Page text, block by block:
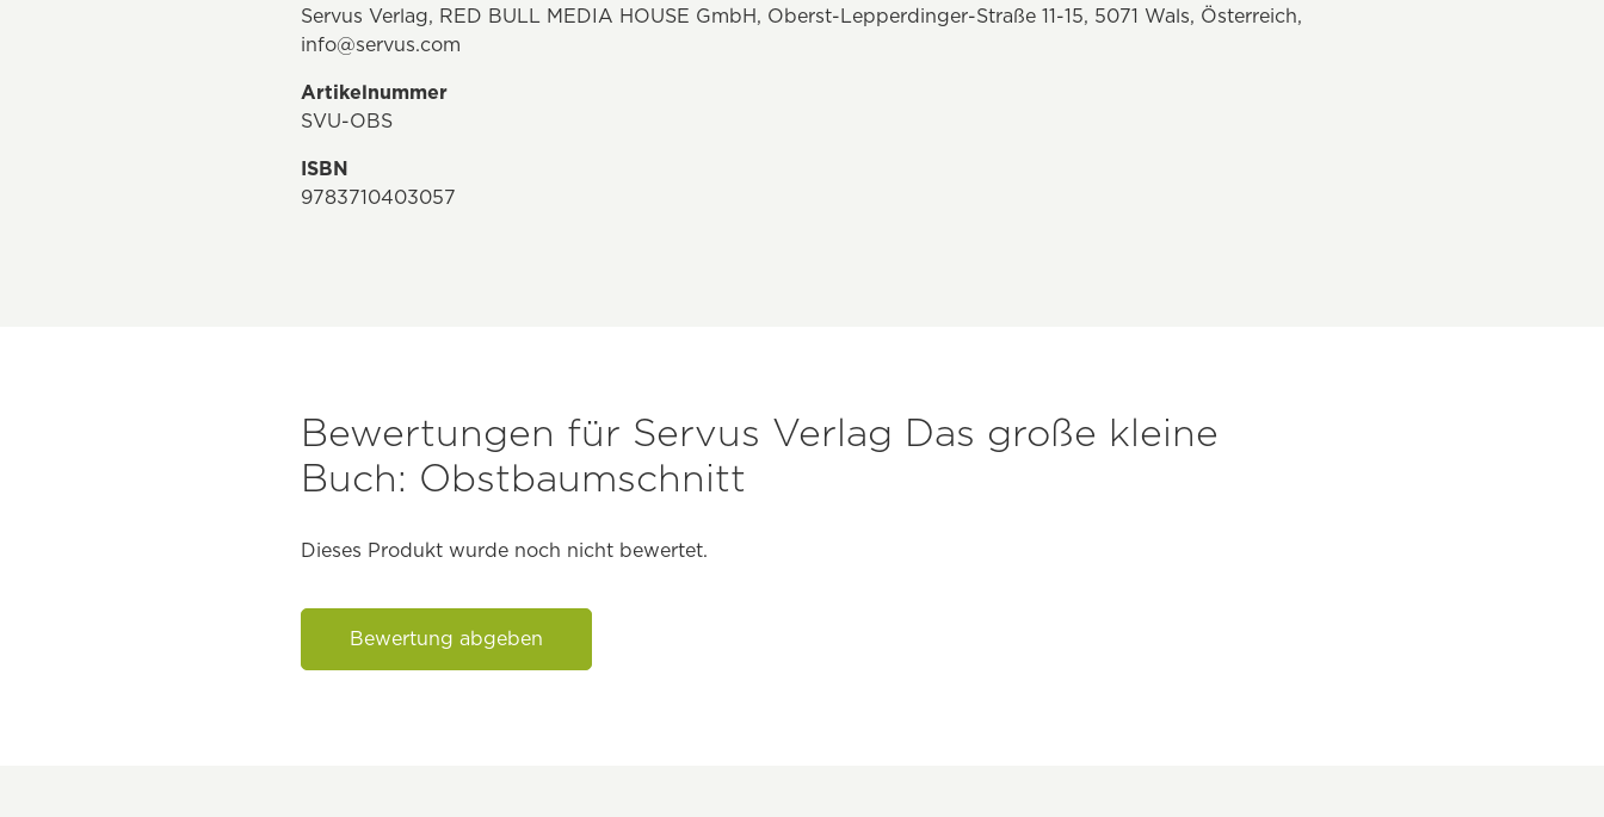
Servus Verlag, RED BULL MEDIA HOUSE GmbH, Oberst-Lepperdinger-Straße 11-15, 5071 Wals, Österreich,
info@servus.com
Artikelnummer
SVU-OBS
ISBN
9783710403057
Bewertungen für Servus Verlag Das große kleine
Buch: Obstbaumschnitt
Dieses Produkt wurde noch nicht bewertet.
Bewertung abgeben